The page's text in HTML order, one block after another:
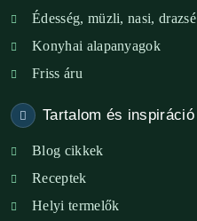
XVIII. ker. – Eni Mag-ház
XXIII. ker. – Panelpék
Édesség, müzli, nasi, drazsé
Konyhai alapanyagok
Friss áru
Tartalom és inspiráció
Blog cikkek
Receptek
Helyi termelők